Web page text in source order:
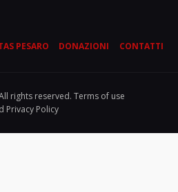
PESARO DONAZIONI CONTATTI
rights reserved. Terms of use
Privacy Policy